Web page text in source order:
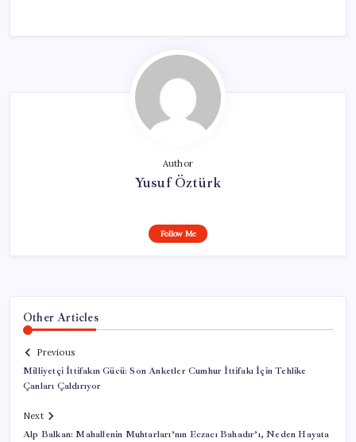
Author
Yusuf Öztürk
Follow Me
Other Articles
Previous
Milliyetçi İttifakın Gücü: Son Anketler Cumhur İttifakı İçin Tehlike
Çanları Çaldırıyor
Next
Alp Balkan: Mahallenin Muhtarları’nın Eczacı Bahadır’ı, Neden Hayata